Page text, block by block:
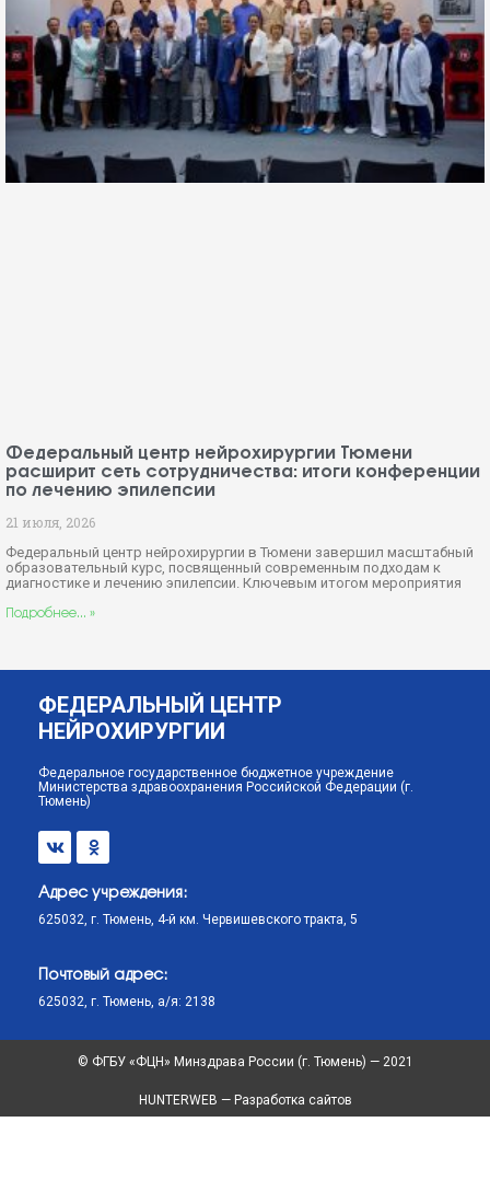
Федеральное государственное бюджетное учреждение
Министерства здравоохранения Российской Федерации (г.
Тюмень)
625032, г. Тюмень, 4-й км. Червишевского тракта, 5